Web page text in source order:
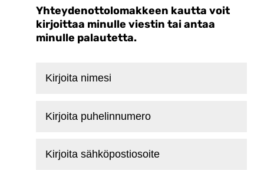
Yhteydenottolomakkeen kautta voit
kirjoittaa minulle viestin tai antaa
minulle palautetta.
nimesi
puhelinnumero
sähköpostiosoite